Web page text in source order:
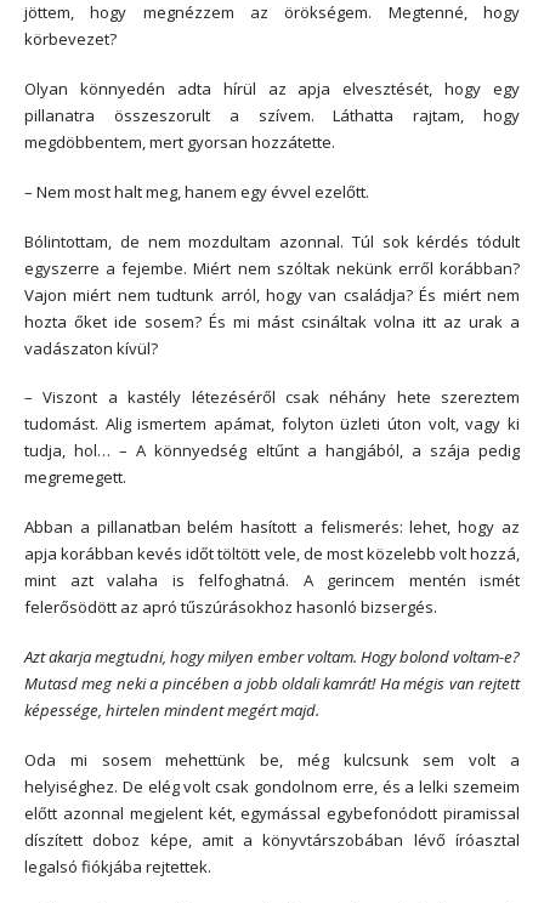
jöttem, hogy megnézzem az örökségem. Megtenné, hogy
körbevezet?
Olyan könnyedén adta hírül az apja elvesztését, hogy egy
pillanatra összeszorult a szívem. Láthatta rajtam, hogy
megdöbbentem, mert gyorsan hozzátette.
– Nem most halt meg, hanem egy évvel ezelőtt.
Bólintottam, de nem mozdultam azonnal. Túl sok kérdés tódult
egyszerre a fejembe. Miért nem szóltak nekünk erről korábban?
Vajon miért nem tudtunk arról, hogy van családja? És miért nem
hozta őket ide sosem? És mi mást csináltak volna itt az urak a
vadászaton kívül?
– Viszont a kastély létezéséről csak néhány hete szereztem
tudomást. Alig ismertem apámat, folyton üzleti úton volt, vagy ki
tudja, hol… – A könnyedség eltűnt a hangjából, a szája pedig
megremegett.
Abban a pillanatban belém hasított a felismerés: lehet, hogy az
apja korábban kevés időt töltött vele, de most közelebb volt hozzá,
mint azt valaha is felfoghatná. A gerincem mentén ismét
felerősödött az apró tűszúrásokhoz hasonló bizsergés.
Azt akarja megtudni, hogy milyen ember voltam. Hogy bolond voltam-e?
Mutasd meg neki a pincében a jobb oldali kamrát! Ha mégis van rejtett
képessége, hirtelen mindent megért majd.
Oda mi sosem mehettünk be, még kulcsunk sem volt a
helyiséghez. De elég volt csak gondolnom erre, és a lelki szemeim
előtt azonnal megjelent két, egymással egybefonódott piramissal
díszített doboz képe, amit a könyvtárszobában lévő íróasztal
legalsó fiókjába rejtettek.